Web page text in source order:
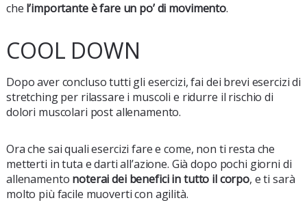
che l’importante è fare un po’ di movimento.
COOL DOWN
Dopo aver concluso tutti gli esercizi, fai dei brevi esercizi di
stretching per rilassare i muscoli e ridurre il rischio di
dolori muscolari post allenamento.
Ora che sai quali esercizi fare e come, non ti resta che
metterti in tuta e darti all’azione. Già dopo pochi giorni di
allenamento noterai dei benefici in tutto il corpo, e ti sarà
molto più facile muoverti con agilità.